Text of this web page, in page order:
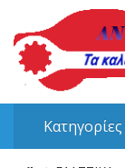
Κατηγορίες